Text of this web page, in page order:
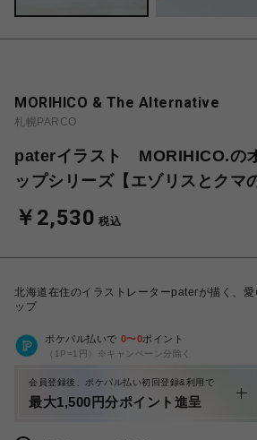
MORIHICO & The Alternative
札幌PARCO
paterイラスト MORIHICO.の
ップシリーズ【エゾリスとクマ
￥2,530 税込
北海道在住のイラストレーターpaterが描く、愛
ップ
ポケパル払いで 0〜0ポイント
（1P=1円）※キャンペーン分除く
会員登録後、ポケパル払い初回登録&利用で
最大1,500円分ポイント進呈